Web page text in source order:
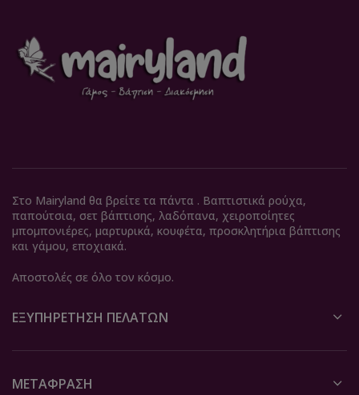
Στο Mairyland θα βρείτε τα πάντα . Βαπτιστικά ρούχα,
παπούτσια, σετ βάπτισης, λαδόπανα, χειροποίητες
μπομπονιέρες, μαρτυρικά, κουφέτα, προσκλητήρια βάπτισης
και γάμου, εποχιακά.
Αποστολές σε όλο τον κόσμο.
ΕΞΥΠΗΡΈΤΗΣΗ ΠΕΛΑΤΏΝ
ΜΕΤΆΦΡΑΣΗ